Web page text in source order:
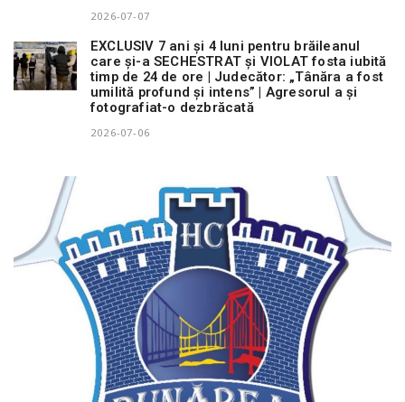
2026-07-07
EXCLUSIV 7 ani și 4 luni pentru brăileanul
care și-a SECHESTRAT și VIOLAT fosta iubită
timp de 24 de ore | Judecător: „Tânăra a fost
umilită profund și intens” | Agresorul a și
fotografiat-o dezbrăcată
2026-07-06